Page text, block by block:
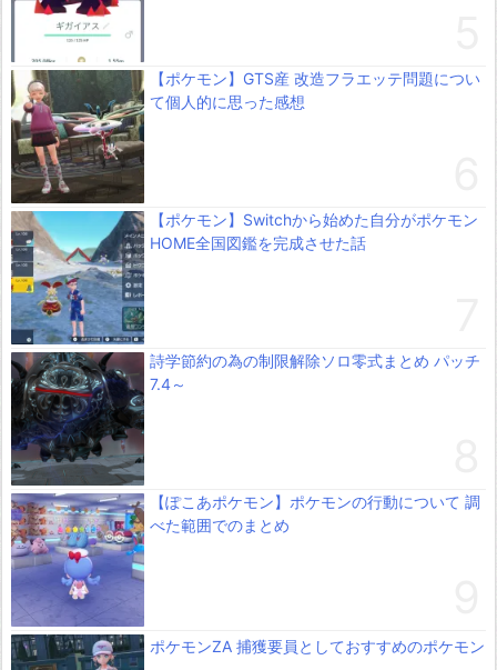
【ポケモン】GTS産 改造フラエッテ問題につい
て個人的に思った感想
【ポケモン】Switchから始めた自分がポケモン
HOME全国図鑑を完成させた話
詩学節約の為の制限解除ソロ零式まとめ パッチ
7.4～
【ぽこあポケモン】ポケモンの行動について 調
べた範囲でのまとめ
ポケモンZA 捕獲要員としておすすめのポケモン